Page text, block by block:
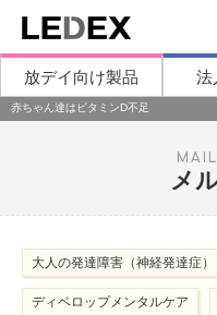
放デイ向け製品 法
赤ちゃん達はビタミンD不足
メ
大人の発達障害（神経発達症）
ディベロップメンタルケア